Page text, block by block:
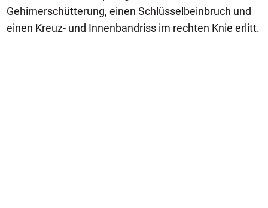
Gehirnerschütterung, einen Schlüsselbeinbruch und
einen Kreuz- und Innenbandriss im rechten Knie erlitt.